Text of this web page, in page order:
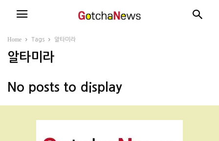
Home Tags 알타미라
알타미라
No posts to display